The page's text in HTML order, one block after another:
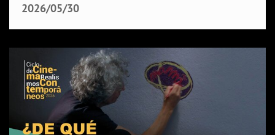
2026/05/30